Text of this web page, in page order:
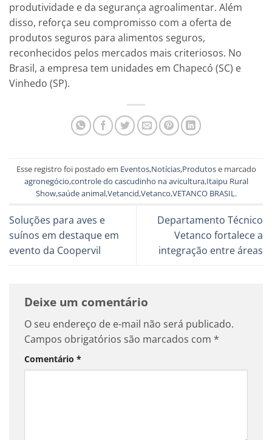
produtividade e da segurança agroalimentar. Além
disso, reforça seu compromisso com a oferta de
produtos seguros para alimentos seguros,
reconhecidos pelos mercados mais criteriosos. No
Brasil, a empresa tem unidades em Chapecó (SC) e
Vinhedo (SP).
Esse registro foi postado em Eventos,Notícias,Produtose marcado
agronegócio,controle do cascudinho na avicultura,Itaipu Rural
Show,saúde animal,Vetancid,Vetanco,VETANCO BRASIL.
Soluções para aves e
suínos em destaque em
evento da Coopervil
Departamento Técnico
Vetanco fortalece a
integração entre áreas
Deixe um comentário
O seu endereço de e-mail não será publicado.
Campos obrigatórios são marcados com *
Comentário *